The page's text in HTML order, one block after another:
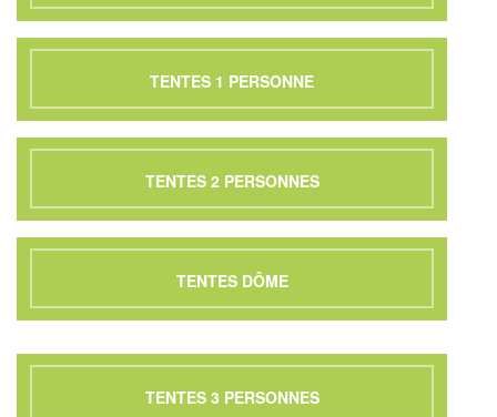
TENTES 1 PERSONNE
TENTES 2 PERSONNES
TENTES DÔME
TENTES 3 PERSONNES